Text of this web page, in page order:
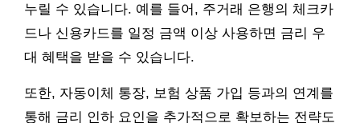
누릴 수 있습니다. 예를 들어, 주거래 은행의 체크카
드나 신용카드를 일정 금액 이상 사용하면 금리 우
대 혜택을 받을 수 있습니다.
또한, 자동이체 통장, 보험 상품 가입 등과의 연계를
통해 금리 인하 요인을 추가적으로 확보하는 전략도